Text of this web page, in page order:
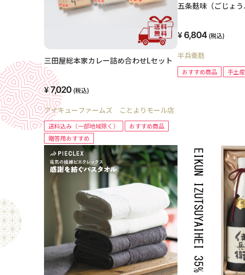
三田屋総本家カレー詰め合わせLセット
7,020 (税込)
アイキューファームズ ことよりモール店
送料込み（一部地域除く）
おすすめ商品
贈答用おすすめ
五条麸味（ごじょ
6,804 (税込)
半兵衛麸
おすすめ商品 手土